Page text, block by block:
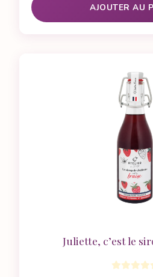
AJOUTER AU
Juliette, c’est le